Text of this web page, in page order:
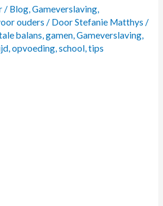
/ Blog,Gameverslaving,
ouders / DoorStefanie Matthys /
balans,gamen,Gameverslaving,
,opvoeding,school,tips